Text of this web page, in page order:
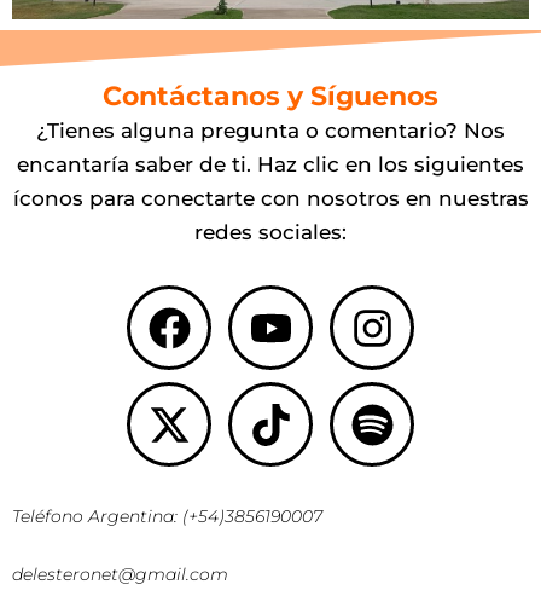
Contáctanos y Síguenos
¿Tienes alguna pregunta o comentario? Nos
encantaría saber de ti. Haz clic en los siguientes
íconos para conectarte con nosotros en nuestras
redes sociales:
Facebook
Youtube
X-
twitter
TiktokSpotify
Teléfono Argentina: (+54)3856190007
delesteronet@gmail.com